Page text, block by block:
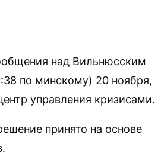
над Вильнюсским
по минскому) 20 ноября,
управления кризисами.
принято на основе